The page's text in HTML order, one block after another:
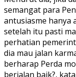
semangat para
antusiasme hanya
setelah itu pasti
perhatian
dia mau jalan
berharap Perda
berjalan baik?,